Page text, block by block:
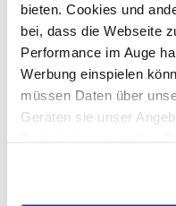
bieten. Cookies und
bei, dass die Webseite
Performance im Auge
Werbung einspielen
müssen Daten über
Geräten sie unser
werden, werden bei der
Fall gesetzt. Cookies
Coole Cap von One
Verstärktes Schild
Raketenprint allover
Weitenverstellbarer
Toller Wind- und